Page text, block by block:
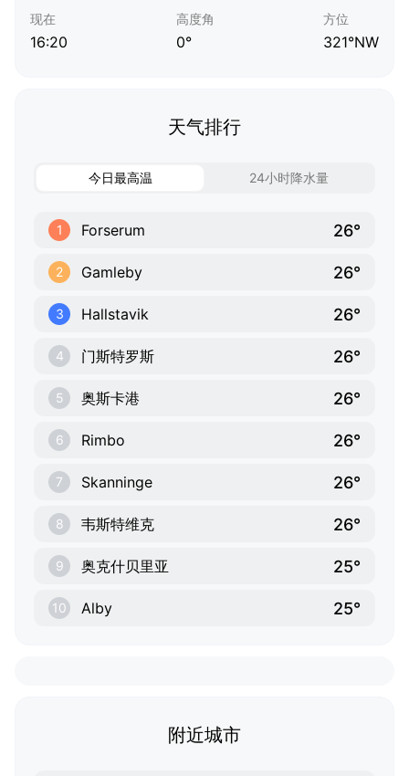
现在
16:20
高度角
0°
方位
321°NW
天气排行
今日最高温 24小时降水量
1 Forserum 26°
2 Gamleby 26°
3 Hallstavik 26°
4 门斯特罗斯 26°
5 奥斯卡港 26°
6 Rimbo 26°
7 Skanninge 26°
8 韦斯特维克 26°
9 奥克什贝里亚 25°
10 Alby 25°
附近城市